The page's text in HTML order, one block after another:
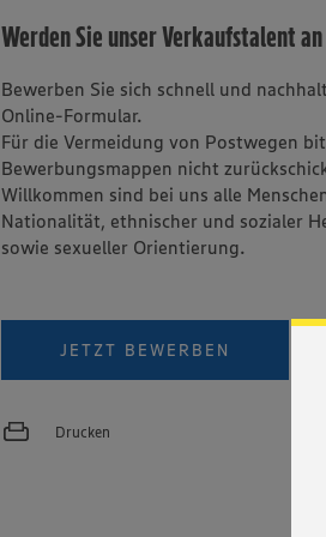
Werden Sie unser Verkaufstalent
Bewerben Sie sich schnell und
Online-Formular.
Für die Vermeidung von Postwegen
Bewerbungsmappen nicht
Willkommen sind bei uns alle
Nationalität, ethnischer und sozialer
sowie sexueller Orientierung.
JETZT BEWERBEN
Drucken